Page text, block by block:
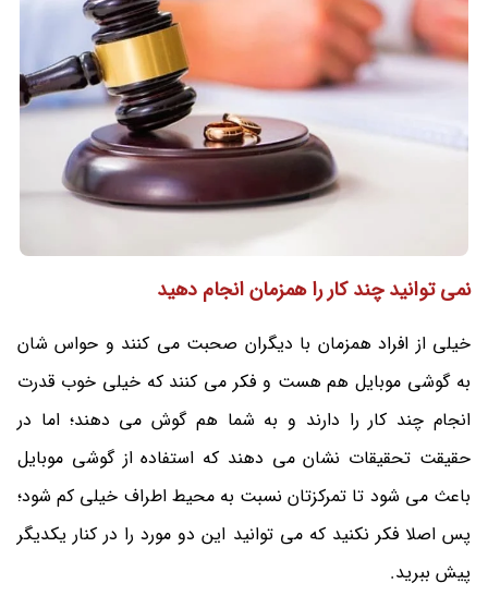
نمی توانید چند کار را همزمان انجام دهید
خیلی از افراد همزمان با دیگران صحبت می کنند و حواس شان
به گوشی موبایل هم هست و فکر می کنند که خیلی خوب قدرت
انجام چند کار را دارند و به شما هم گوش می دهند؛ اما در
حقیقت تحقیقات نشان می‌ دهند که استفاده از گوشی موبایل
باعث می شود تا تمرکزتان نسبت به محیط اطراف خیلی کم شود؛
پس اصلا فکر نکنید که می توانید این دو مورد را در کنار یکدیگر
پیش ببرید.